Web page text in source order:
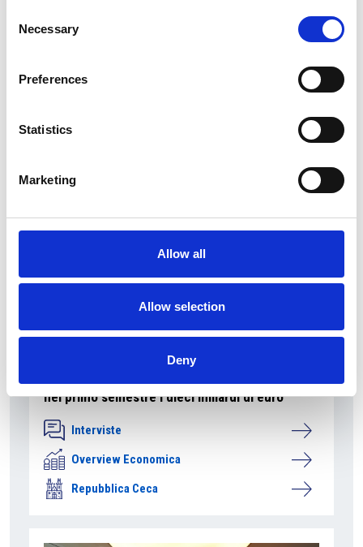
Selection
Necessary
Preferences
Statistics
Marketing
Allow all
Allow selection
Deny
nel primo semestre i dieci miliardi di euro
Interviste
Overview Economica
Repubblica Ceca